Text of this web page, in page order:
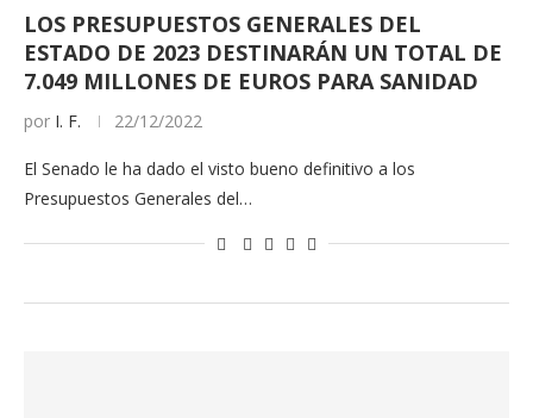
LOS PRESUPUESTOS GENERALES DEL
ESTADO DE 2023 DESTINARÁN UN TOTAL DE
7.049 MILLONES DE EUROS PARA SANIDAD
por I. F. 22/12/2022
El Senado le ha dado el visto bueno definitivo a los
Presupuestos Generales del…